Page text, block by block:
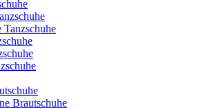
Brautschuhe